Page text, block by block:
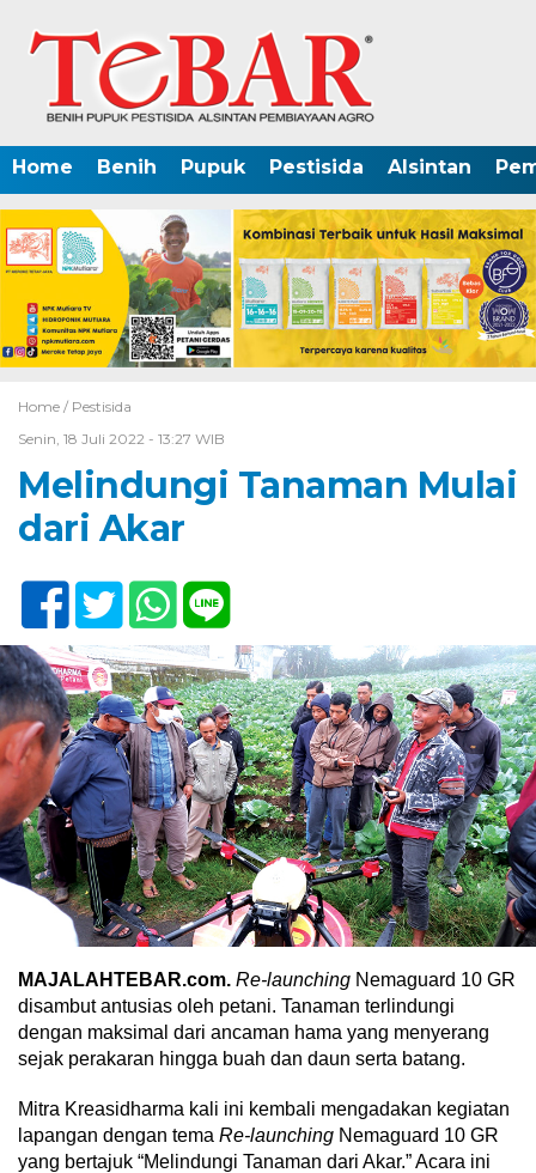
Home Benih Pupuk Pestisida Alsintan
Home / Pestisida
Senin, 18 Juli 2022 - 13:27 WIB
Melindungi Tanaman Mulai
dari Akar
MAJALAHTEBAR.com. Re-launching Nemaguard 10 GR
disambut antusias oleh petani. Tanaman terlindungi
dengan maksimal dari ancaman hama yang menyerang
sejak perakaran hingga buah dan daun serta batang.
Mitra Kreasidharma kali ini kembali mengadakan kegiatan
lapangan dengan tema Re-launching Nemaguard 10 GR
yang bertajuk “Melindungi Tanaman dari Akar.” Acara ini